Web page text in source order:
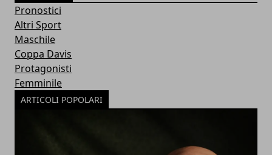
Pronostici
Altri Sport
Maschile
Coppa Davis
Protagonisti
Femminile
ARTICOLI POPOLARI